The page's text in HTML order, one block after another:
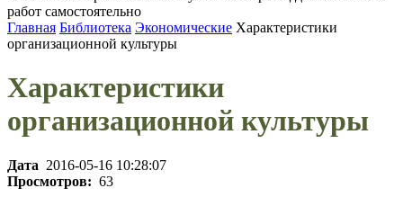
работ самостоятельно
Главная Библиотека Экономические Характеристики
организационной культуры
Характеристики
организационной культуры
Дата 2016-05-16 10:28:07
Просмотров: 63